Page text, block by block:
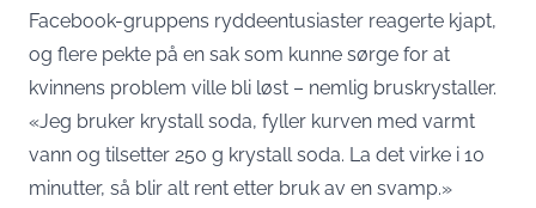
Facebook-gruppens ryddeentusiaster reagerte kjapt,
og flere pekte på en sak som kunne sørge for at
kvinnens problem ville bli løst – nemlig bruskrystaller.
«Jeg bruker krystall soda, fyller kurven med varmt
vann og tilsetter 250 g krystall soda. La det virke i 10
minutter, så blir alt rent etter bruk av en svamp.»